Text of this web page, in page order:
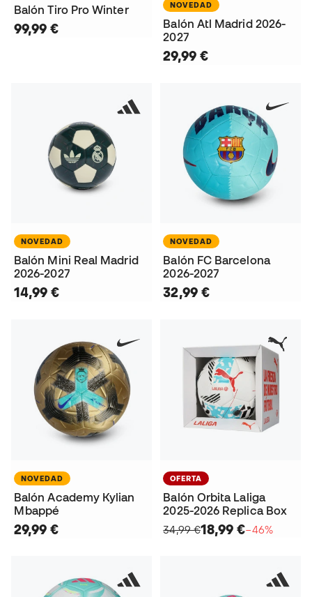
Balón Tiro Pro Winter
99,99 €
NOVEDAD
Balón Atl Madrid 2026-
2027
29,99 €
NOVEDAD
Balón Mini Real Madrid
2026-2027
14,99 €
NOVEDAD
Balón FC Barcelona
2026-2027
32,99 €
NOVEDAD
Balón Academy Kylian
Mbappé
29,99 €
OFERTA
Balón Orbita Laliga
2025-2026 Replica Box
34,99 €18,99 €−46%